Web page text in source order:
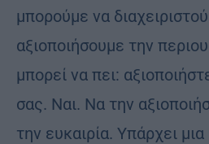
μπορούμε να
αξιοποιήσουμε την
μπορεί να πει:
σας. Ναι. Να την
την ευκαιρία. Υπάρχει